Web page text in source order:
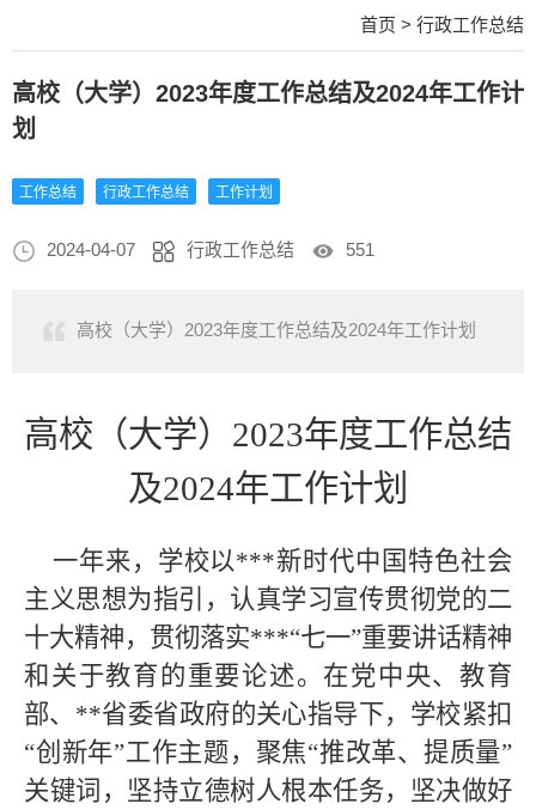
首页 > 行政工作总结
高校（大学）2023年度工作总结及2024年工作计
划
工作总结 行政工作总结 工作计划
2024-04-07 行政工作总结 551
高校（大学）2023年度工作总结及2024年工作计划
高校（大学） 2023年度工作总结
及2024年工作计划
一年来，学校以***新时代中国特色社会
主义思想为指引，认真学习宣传贯彻党的二
十大精神，贯彻落实***“七一”重要讲话精神
和关于教育的重要论述。在党中央、教育
部、**省委省政府的关心指导下，学校紧扣
“创新年”工作主题，聚焦“推改革、提质量”
关键词，坚持立德树人根本任务，坚决做好